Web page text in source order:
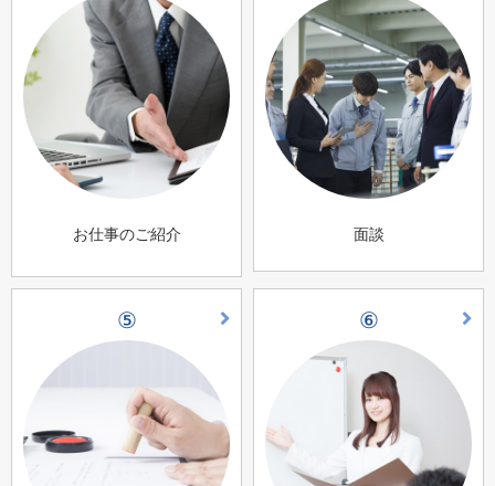
お仕事のご紹介 面談
⑤ ⑥